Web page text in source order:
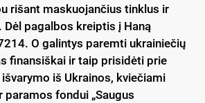
rišant maskuojančius tinklus ir
Dėl pagalbos kreiptis į Haną
O galintys paremti ukrainiečių
finansiškai ir taip prisidėti prie
iš Ukrainos, kviečiami
fondui „Saugus